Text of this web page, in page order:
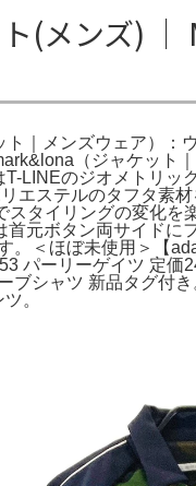
(メンズ) │
｜メンズウェア）：
（ジャケット
LINEのジオメトリッ
エステルのタフタ素
イリングの変化を
元ボタン両サイドに
＜ほぼ未使用＞【
パーリーゲイツ 定価
ブシャツ 新品タグ付
。